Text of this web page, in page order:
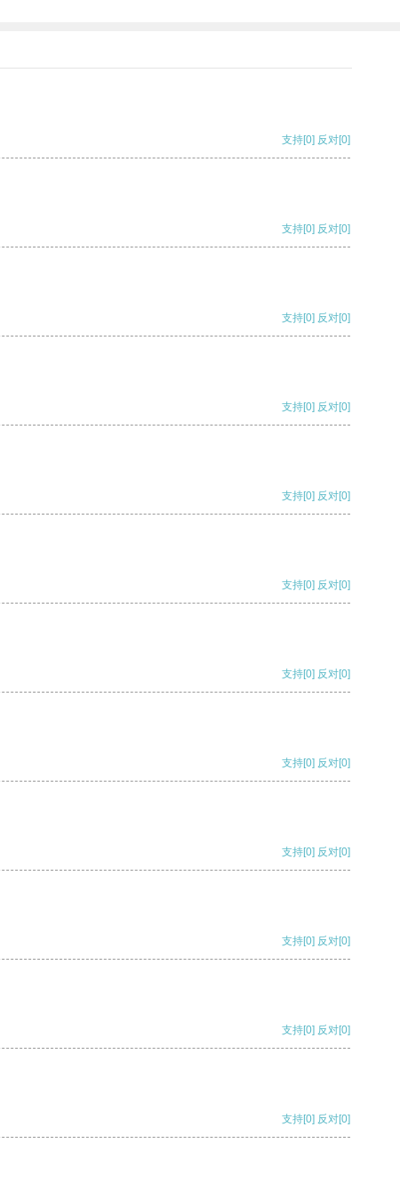
支持[0] 反对[0]
支持[0] 反对[0]
支持[0] 反对[0]
支持[0] 反对[0]
支持[0] 反对[0]
支持[0] 反对[0]
支持[0] 反对[0]
支持[0] 反对[0]
支持[0] 反对[0]
支持[0] 反对[0]
支持[0] 反对[0]
支持[0] 反对[0]